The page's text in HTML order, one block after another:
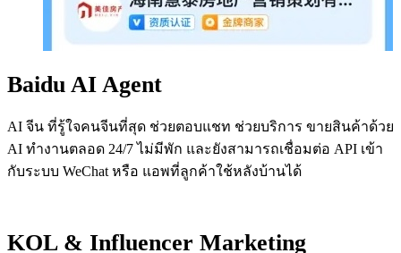
Baidu AI Agent
AI จีน ที่รู้ใจคนจีนที่สุด ช่วยตอบแชท ช่วยบริการ ขายสินค้าด้วย
AI ทำงานตลอด 24/7 ไม่มีพัก และยังสามารถเชื่อมต่อ API เข้า
กับระบบ WeChat หรือ แอพที่ลูกค้าใช้หลังบ้านได้
KOL & Influencer Marketing